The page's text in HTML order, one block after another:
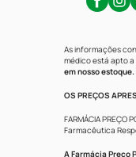
As informações
médico está apto
em nosso estoque.
OS PREÇOS
FARMÁCIA
Farmacêutica
A Farmácia Preço